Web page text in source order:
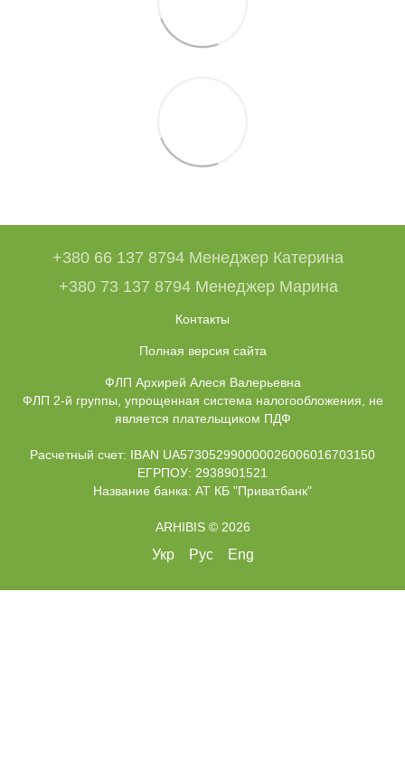
+380 66 137 8794 Менеджер Катерина
+380 73 137 8794 Менеджер Марина
Контакты
Полная версия сайта
ФЛП Архирей Алеся Валерьевна
ФЛП 2-й группы, упрощенная система налогообложения, не
является плательщиком ПДФ
Расчетный счет: IBAN UA573052990000026006016703150
ЕГРПОУ: 2938901521
Название банка: АТ КБ "Приватбанк"
ARHIBIS © 2026
Укр Рус Eng